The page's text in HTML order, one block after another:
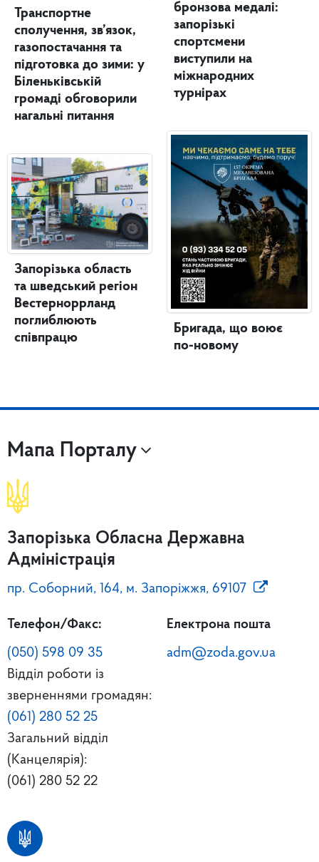
Транспортне
сполучення, зв’язок,
газопостачання та
підготовка до зими: у
Біленьківській
громаді обговорили
нагальні питання
Запорізька область
та шведський регіон
Вестерноррланд
поглиблюють
співпрацю
бронзова медалі:
запорізькі
спортсмени
виступили на
міжнародних
турнірах
Бригада, що воює
по-новому
Мапа Порталу
Запорізька Обласна Державна
Адміністрація
пр. Соборний, 164, м. Запоріжжя, 69107
Телефон/Факс:
(050) 598 09 35
Відділ роботи із
зверненнями громадян:
(061) 280 52 25
Загальний відділ
(Канцелярія):
(061) 280 52 22
Електрона пошта
adm@zoda.gov.ua